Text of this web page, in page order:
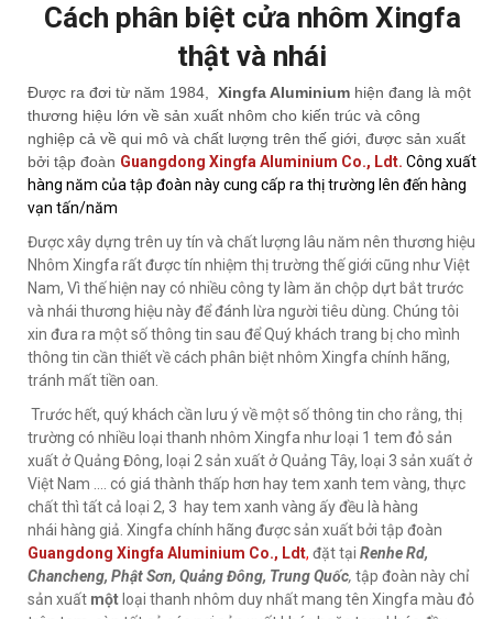
Cách phân biệt cửa nhôm Xingfa
thật và nhái
Được ra đơi từ năm 1984, Xingfa Aluminium hiện đang là một
thương hiệu lớn về sản xuất nhôm cho kiến trúc và công
nghiệp cả về qui mô và chất lượng trên thế giới, được sản xuất
bởi tập đoàn Guangdong Xingfa Aluminium Co., Ldt. Công xuất
hàng năm của tập đoàn này cung cấp ra thị trường lên đến hàng
vạn tấn/năm
Được xây dựng trên uy tín và chất lượng lâu năm nên thương hiệu
Nhôm Xingfa rất được tín nhiệm thị trường thế giới cũng như Việt
Nam, Vì thế hiện nay có nhiều công ty làm ăn chộp dựt bắt trước
và nhái thương hiệu này để đánh lừa người tiêu dùng. Chúng tôi
xin đưa ra một số thông tin sau để Quý khách trang bị cho mình
thông tin cần thiết về cách phân biệt nhôm Xingfa chính hãng,
tránh mất tiền oan.
Trước hết, quý khách cần lưu ý về một số thông tin cho rằng, thị
trường có nhiều loại thanh nhôm Xingfa như loại 1 tem đỏ sản
xuất ở Quảng Đông, loại 2 sản xuất ở Quảng Tây, loại 3 sản xuất ở
Việt Nam .... có giá thành thấp hơn hay tem xanh tem vàng, thực
chất thì tất cả loại 2, 3 hay tem xanh vàng ấy đều là hàng
nhái hàng giả. Xingfa chính hãng được sản xuất bởi tập đoàn
Guangdong Xingfa Aluminium Co., Ldt, đặt tại Renhe Rd,
Chancheng, Phật Sơn, Quảng Đông, Trung Quốc, tập đoàn này chỉ
sản xuất một loại thanh nhôm duy nhất mang tên Xingfa màu đỏ